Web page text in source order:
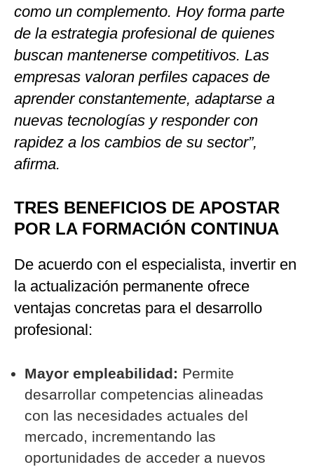
como un complemento. Hoy forma parte
de la estrategia profesional de quienes
buscan mantenerse competitivos. Las
empresas valoran perfiles capaces de
aprender constantemente, adaptarse a
nuevas tecnologías y responder con
rapidez a los cambios de su sector”,
afirma.
TRES BENEFICIOS DE APOSTAR
POR LA FORMACIÓN CONTINUA
De acuerdo con el especialista, invertir en
la actualización permanente ofrece
ventajas concretas para el desarrollo
profesional:
Mayor empleabilidad: Permite
desarrollar competencias alineadas
con las necesidades actuales del
mercado, incrementando las
oportunidades de acceder a nuevos